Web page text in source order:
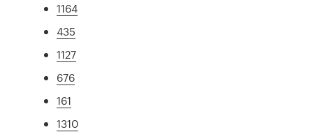
1164
435
1127
676
161
1310